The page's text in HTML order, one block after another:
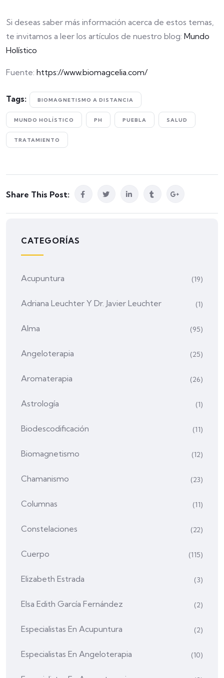
Si deseas saber más información acerca de estos temas,
te invitamos a leer los artículos de nuestro blog: Mundo
Holístico
Fuente: https://www.biomagcelia.com/
Tags: BIOMAGNETISMO A DISTANCIA
MUNDO HOLÍSTICO PH PUEBLA SALUD
TRATAMIENTO
Share This Post:
CATEGORÍAS
Acupuntura (19)
Adriana Leuchter Y Dr. Javier Leuchter (1)
Alma (95)
Angeloterapia (25)
Aromaterapia (26)
Astrología (1)
Biodescodificación (11)
Biomagnetismo (12)
Chamanismo (23)
Columnas (11)
Constelaciones (22)
Cuerpo (115)
Elizabeth Estrada (3)
Elsa Edith García Fernández (2)
Especialistas En Acupuntura (2)
Especialistas En Angeloterapia (10)